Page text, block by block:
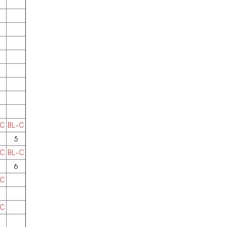
BL-C
5
BL-C
6